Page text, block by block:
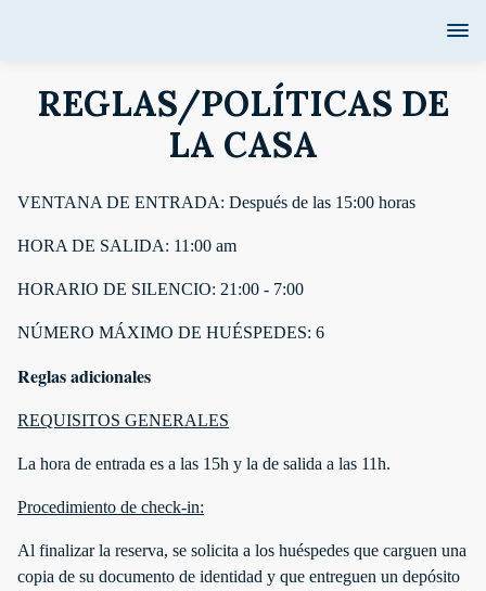
REGLAS/POLÍTICAS DE
LA CASA
VENTANA DE ENTRADA: Después de las 15:00 horas
HORA DE SALIDA: 11:00 am
HORARIO DE SILENCIO: 21:00 - 7:00
NÚMERO MÁXIMO DE HUÉSPEDES: 6
Reglas adicionales
REQUISITOS GENERALES
La hora de entrada es a las 15h y la de salida a las 11h.
Procedimiento de check-in:
Al finalizar la reserva, se solicita a los huéspedes que carguen una
copia de su documento de identidad y que entreguen un depósito